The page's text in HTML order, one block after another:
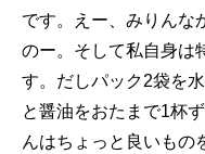
です。えー、みりんな
のー。そして私自身は
す。だしパック2袋を
と醤油をおたまで1杯
んはちょっと良いもの